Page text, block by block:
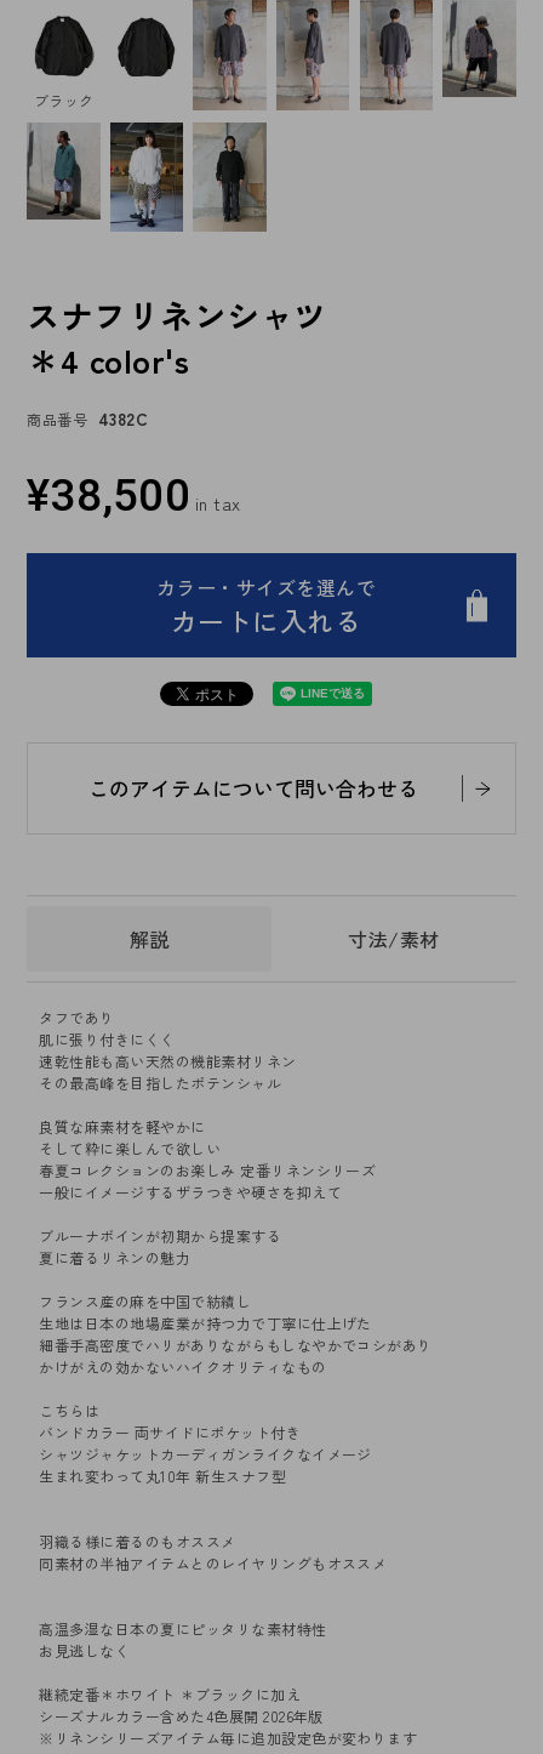
ブラック
スナフリネンシャツ
＊4 color's
商品番号 4382C
¥38,500
カラー・サイズを選んで
カートに入れる
このアイテムについて問い合わせる
解説 寸法/素材
タフであり
肌に張り付きにくく
速乾性能も高い天然の機能素材リネン
その最高峰を目指したポテンシャル
良質な麻素材を軽やかに
そして粋に楽しんで欲しい
春夏コレクションのお楽しみ 定番リネンシリーズ
一般にイメージするザラつきや硬さを抑えて
ブルーナボインが初期から提案する
夏に着るリネンの魅力
フランス産の麻を中国で紡績し
生地は日本の地場産業が持つ力で丁寧に仕上げた
細番手高密度でハリがありながらもしなやかでコシがあり
かけがえの効かないハイクオリティなもの
こちらは
バンドカラー 両サイドにポケット付き
シャツジャケットカーディガンライクなイメージ
生まれ変わって丸10年 新生スナフ型
羽織る様に着るのもオススメ
同素材の半袖アイテムとのレイヤリングもオススメ
高温多湿な日本の夏にピッタリな素材特性
お見逃しなく
継続定番＊ホワイト ＊ブラックに加え
シーズナルカラー含めた4色展開 2026年版
※リネンシリーズアイテム毎に追加設定色が変わります